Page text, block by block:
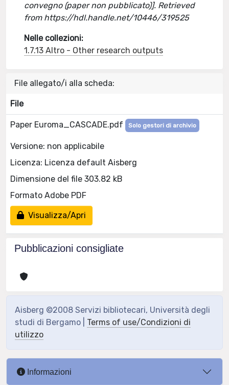
convegno (paper non pubblicato)]. Retrieved
from https://hdl.handle.net/10446/319525
Nelle collezioni:
1.7.13 Altro - Other research outputs
File allegato/i alla scheda:
File
Paper Euroma_CASCADE.pdf Solo gestori di archivio
Versione: non applicabile
Licenza: Licenza default Aisberg
Dimensione del file 303.82 kB
Formato Adobe PDF
Visualizza/Apri
Pubblicazioni consigliate
Aisberg ©2008 Servizi bibliotecari, Università degli
studi di Bergamo | Terms of use/Condizioni di
utilizzo
Informazioni